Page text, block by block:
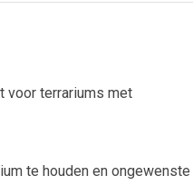
voor terrariums met
te houden en ongewenste